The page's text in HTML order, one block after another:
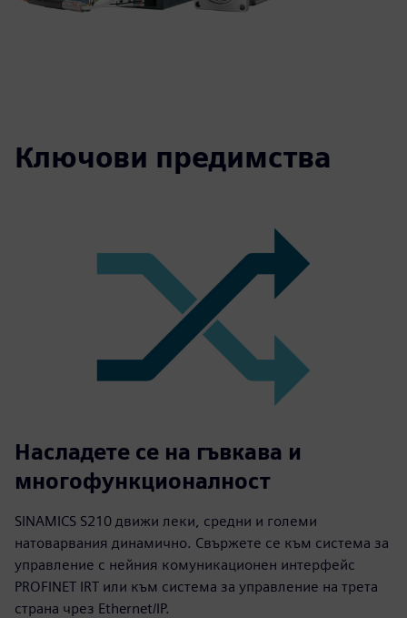
Ключови предимства
Насладете се на гъвкава и
многофункционалност
SINAMICS S210 движи леки, средни и големи
натоварвания динамично. Свържете се към система за
управление с нейния комуникационен интерфейс
PROFINET IRT или към система за управление на трета
страна чрез Ethernet/IP.